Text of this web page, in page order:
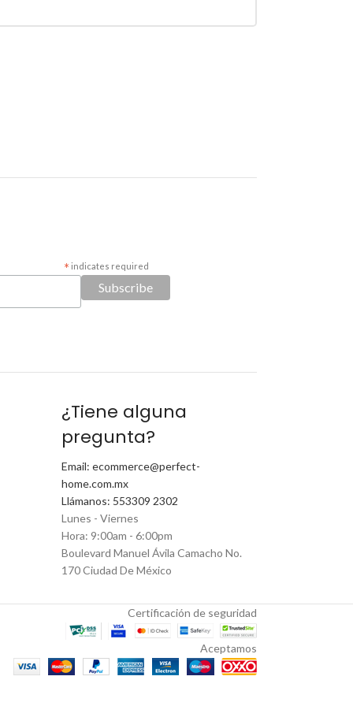
* indicates required
¿Tiene alguna
pregunta?
Email: ecommerce@perfect-
home.com.mx
Llámanos: 553309 2302
Lunes - Viernes
Hora: 9:00am - 6:00pm
Boulevard Manuel Ávila Camacho No.
170 Ciudad De México
Certificación de seguridad
Aceptamos